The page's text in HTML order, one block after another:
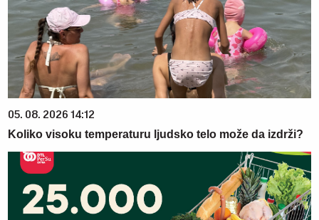
05. 08. 2026 14:12
Koliko visoku temperaturu ljudsko telo može da izdrži?